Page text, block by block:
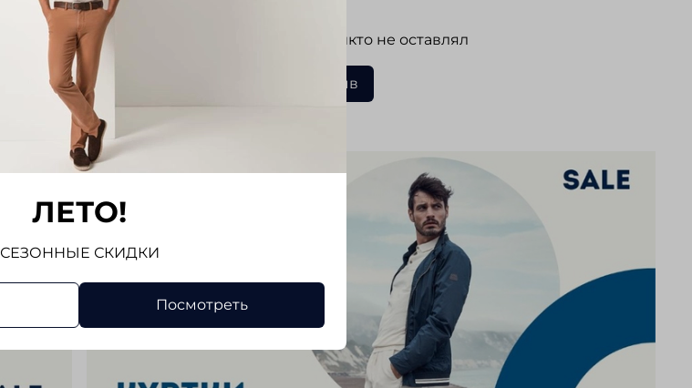
Отзывов еще никто не оставлял
Написать отзыв
ЛЕТО!
СЕЗОННЫЕ СКИДКИ
Посмотреть